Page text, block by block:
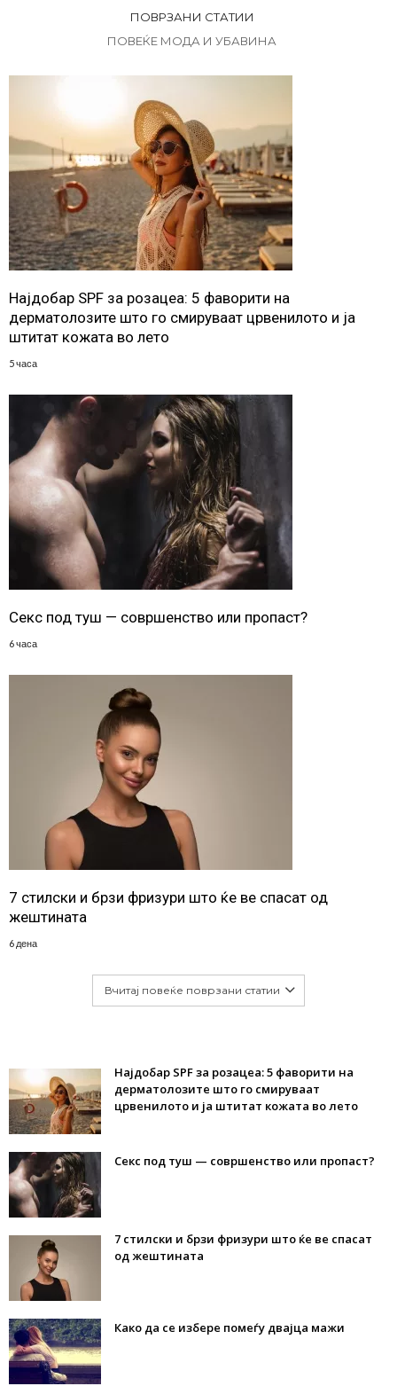
ПОВРЗАНИ СТАТИИ
ПОВЕЌЕ МОДА И УБАВИНА
Најдобар SPF за розацеа: 5 фаворити на
дерматолозите што го смируваат црвенилото и ја
штитат кожата во лето
5 часа
Секс под туш — совршенство или пропаст?
6 часа
7 стилски и брзи фризури што ќе ве спасат од
жештината
6 дена
Вчитај повеќе поврзани статии
Најдобар SPF за розацеа: 5 фаворити на
дерматолозите што го смируваат
црвенилото и ја штитат кожата во лето
Секс под туш — совршенство или пропаст?
7 стилски и брзи фризури што ќе ве спасат
од жештината
Како да се избере помеѓу двајца мажи